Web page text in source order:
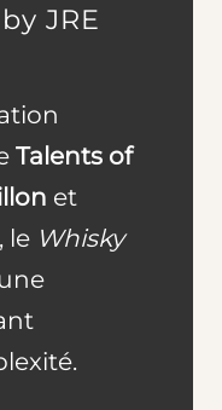
JRE
Talents of
et
le Whisky